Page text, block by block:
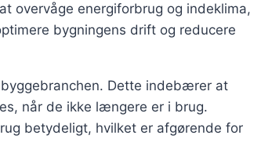
overvåge energiforbrug og indeklima,
bygningens drift og reducere
Dette indebærer at
når de ikke længere er i brug.
betydeligt, hvilket er afgørende for